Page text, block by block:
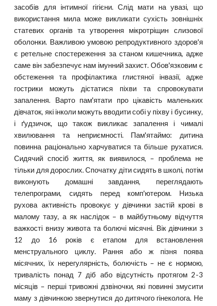
засобів для інтимної гігієни. Слід мати на увазі, що
використання мила може викликати сухість зовнішніх
статевих органів та утворення мікротріщин слизової
оболонки. Важливою умовою репродуктивного здоров'я
є ретельне спостереження за станом кишечника, адже
саме він забезпечує нам імунний захист. Обов'язковим є
обстеження та профілактика глистяної інвазії, адже
гострики можуть дістатися піхви та спровокувати
запалення. Варто пам'ятати про цікавість маленьких
дівчаток, які інколи можуть вводити собі у піхву і бусинку,
і ґудзичок, що також викликає запалення і чималі
хвилювання та неприємності. Пам'ятаймо: дитина
повинна раціонально харчуватися та більше рухатися.
Сидячий спосіб життя, як виявилося, – проблема не
тільки для дорослих. Спочатку діти сидять в школі, потім
виконують домашні завдання, переглядають
телепрограми, сидять перед комп'ютером. Низька
рухова активність провокує у дівчинки застій крові в
малому тазу, а як наслідок – в майбутньому відчуття
важкості внизу живота та болючі місячні. Вік дівчинки з
12 до 16 років є етапом для встановлення
менструального циклу. Рання або ж пізня поява
місячних, їх нерегулярність, болючість – не є нормою,
тривалість понад 7 діб або відсутність протягом 2-3
місяців – перші тривожні дзвіночки, які повинні змусити
маму з дівчинкою звернутися до дитячого гінеколога. Не